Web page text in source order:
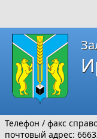
Телефон / факс
почтовый адрес: